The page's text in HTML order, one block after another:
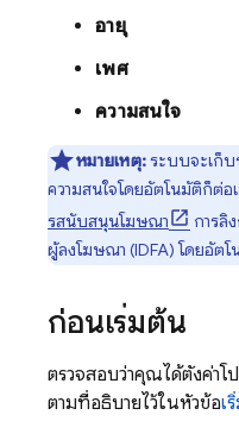
อายุ
เพศ
ความสนใจ
หมายเหตุ:ระบบจะเก็
ความสนใจโดยอัตโนมัติก็ต่
รสนับสนุนโฆษณา
การลิ
ผู้ลงโฆษณา (IDFA) โดยอัต
ก่อนเริ่มต้น
ตรวจสอบว่าคุณได้ตั้งค่าโ
ตามที่อธิบายไว้ในหัวข้อเ